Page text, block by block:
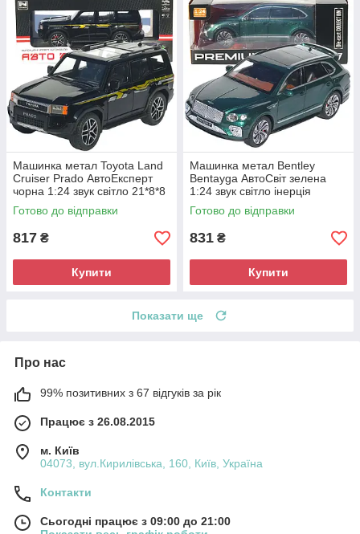
Машинка метал Toyota Land
Cruiser Prado АвтоЕксперт
чорна 1:24 звук світло 21*8*8
см (G7605-44)
Готово до відправки
817 ₴
Купити
Машинка метал Bentley
Bentayga АвтоСвіт зелена
1:24 звук світло інерція
21*9*7 см (AP-1897)
Готово до відправки
831 ₴
Купити
Показати ще
Про нас
99% позитивних з 67 відгуків за рік
Працює з 26.08.2015
м. Київ
04073, вул.Кирилівська, 160, Київ, Україна
Контакти
Сьогодні працює з 09:00 до 21:00